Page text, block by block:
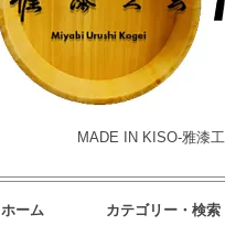
MADE IN KISO-雅漆
ホーム カテゴリー・検索